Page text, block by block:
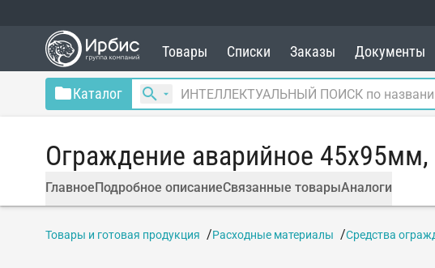
Товары Списки Заказы Документы
Каталог
Ограждение аварийное
ГлавноеПодробное описаниеСвязанные товарыАналоги
Товары и готовая продукция Расходные материалы Средства